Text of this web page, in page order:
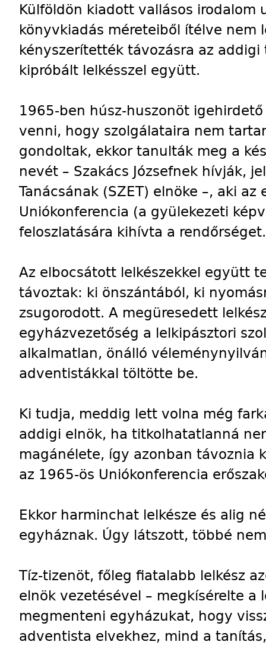
Külföldön kiadott vallásos irodalom
könyvkiadás méreteiből ítélve nem
kényszerítették távozásra az
kipróbált lelkésszel együtt.
1965-ben húsz-huszonöt
venni, hogy szolgálataira nem
gondoltak, ekkor tanulták meg a
nevét – Szakács Józsefnek hívják,
Tanácsának (SZET) elnöke –, aki
Uniókonferencia (a gyülekezeti
feloszlatására kihívta a rendőrséget.
Az elbocsátott lelkészekkel együtt
távoztak: ki önszántából, ki
zsugorodott. A megüresedett
egyházvezetőség a lelkipásztori
alkalmatlan, önálló
adventistákkal töltötte be.
Ki tudja, meddig lett volna még
addigi elnök, ha titkolhatatlanná
magánélete, így azonban távoznia
az 1965-ös Uniókonferencia
Ekkor harminchat lelkésze és alig
egyháznak. Úgy látszott, többé
Tíz-tizenöt, főleg fiatalabb lelkész
elnök vezetésével – megkísérelte
megmenteni egyházukat, hogy
adventista elvekhez, mind a